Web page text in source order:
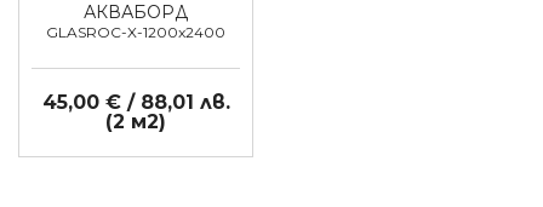
АКВАБОРД
GLASROC-X-1200x2400
45,00 € / 88,01 лв.
(2 м2)